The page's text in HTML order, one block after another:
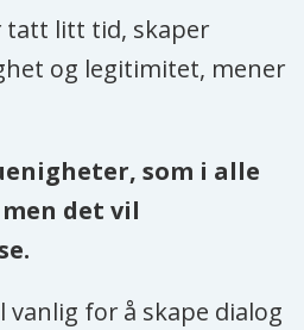
litt tid, skaper
og legitimitet, mener
som i alle
det vil
vanlig for å skape dialog